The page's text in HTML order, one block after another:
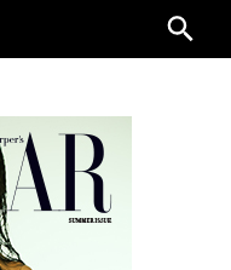
for: